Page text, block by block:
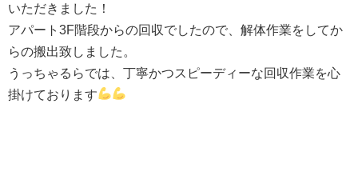
いただきました！
アパート 3F階段からの回収でしたので、解体作業をしてか
らの搬出致しました。
うっちゃるらでは、丁寧かつスピーディーな回収作業を心
掛けております